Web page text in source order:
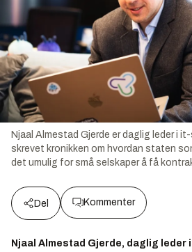
Njaal Almestad Gjerde er daglig leder i
skrevet kronikken om hvordan staten
det umulig for små selskaper å få
Del Kommenter
Njaal Almestad Gjerde, daglig leder